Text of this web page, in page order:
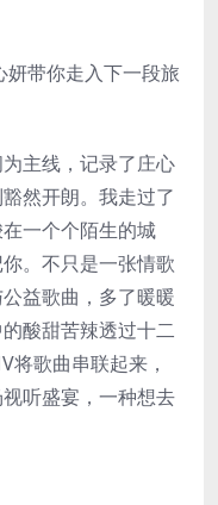
带你走入下一段旅
主线，记录了庄心
然开朗。我走过了
一个个陌生的城
。不只是一张情歌
益歌曲，多了暖暖
酸甜苦辣透过十二
将歌曲串联起来，
听盛宴，一种想去